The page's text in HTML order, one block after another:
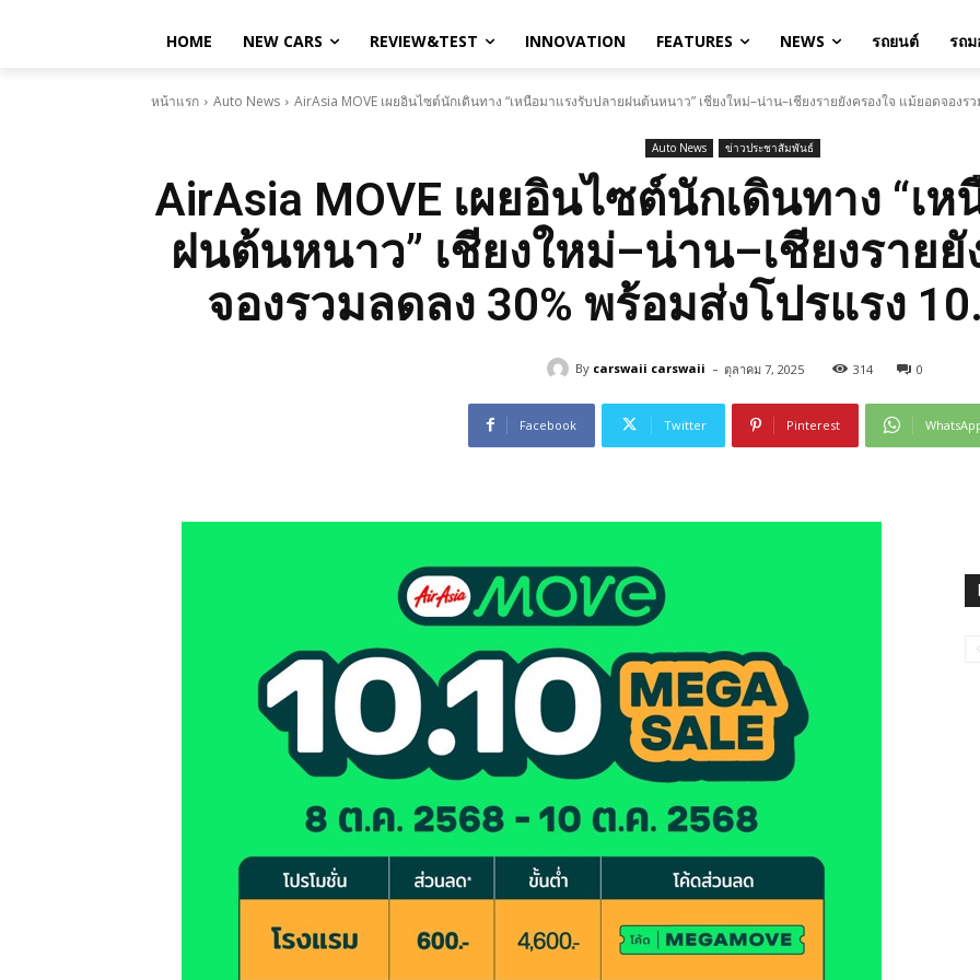
HOME NEW CARS REVIEW&TEST INNOVATION FEATURES NEWS รถยนต์ รถม
หน้าแรก Auto News AirAsia MOVE เผยอินไซต์นักเดินทาง “เหนือมาแรงรับปลายฝนต้นหนาว” เชียงใหม่–น่าน–เชียงรายยังครองใจ แม้ยอดจองร
Auto News ข่าวประชาสัมพันธ์
AirAsia MOVE เผยอินไซต์นักเดินทาง “เ
ฝนต้นหนาว” เชียงใหม่–น่าน–เชียงราย
จองรวมลดลง 30% พร้อมส่งโปรแรง
By carswaii carswaii - ตุลาคม 7, 2025 314 0
Facebook Twitter Pinterest